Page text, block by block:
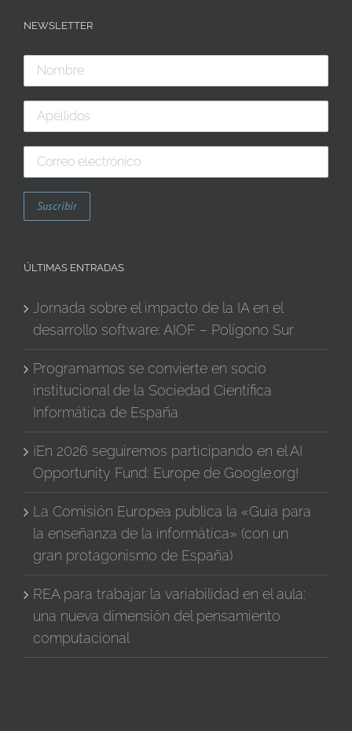
NEWSLETTER
ÚLTIMAS ENTRADAS
Jornada sobre el impacto de la IA en el
desarrollo software: AIOF – Polígono Sur
Programamos se convierte en socio
institucional de la Sociedad Científica
Informática de España
¡En 2026 seguiremos participando en el AI
Opportunity Fund: Europe de Google.org!
La Comisión Europea publica la «Guía para
la enseñanza de la informática» (con un
gran protagonismo de España)
REA para trabajar la variabilidad en el aula:
una nueva dimensión del pensamiento
computacional